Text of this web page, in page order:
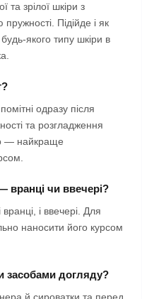
та зрілої шкіри з
Підійде і як
якого типу шкіри в
одразу після
та розгладження
— найкраще
вранці чи ввечері?
і ввечері. Для
наносити його курсом
засобами догляду?